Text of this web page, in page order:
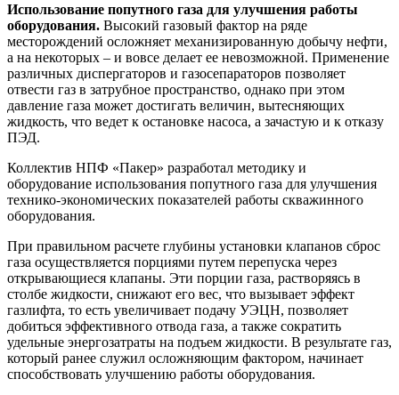
Использование попутного газа для улучшения работы
оборудования. Высокий газовый фактор на ряде
месторождений осложняет механизированную добычу нефти,
а на некоторых – и вовсе делает ее невозможной. Применение
различных диспергаторов и газосепараторов позволяет
отвести газ в затрубное пространство, однако при этом
давление газа может достигать величин, вытесняющих
жидкость, что ведет к остановке насоса, а зачастую и к отказу
ПЭД.
Коллектив НПФ «Пакер» разработал методику и
оборудование использования попутного газа для улучшения
технико-экономических показателей работы скважинного
оборудования.
При правильном расчете глубины установки клапанов сброс
газа осуществляется порциями путем перепуска через
открывающиеся клапаны. Эти порции газа, растворяясь в
столбе жидкости, снижают его вес, что вызывает эффект
газлифта, то есть увеличивает подачу УЭЦН, позволяет
добиться эффективного отвода газа, а также сократить
удельные энергозатраты на подъем жидкости. В результате газ,
который ранее служил осложняющим фактором, начинает
способствовать улучшению работы оборудования.